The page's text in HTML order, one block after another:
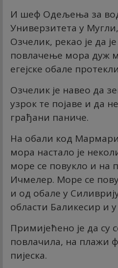
И шеф Одељења за
Универзитета у
Озчелик, рекао је да
повлачење мора дуж
егејске обале
Озчелик је навео да
узрок те појаве и да
грађани паниче.
На обали код
мора настало је
море се повукло и на
Ичмелер. Море се
и од обале у
области Баликесир и
Примијећено је да су
повлачила, на плажи
пијеска.